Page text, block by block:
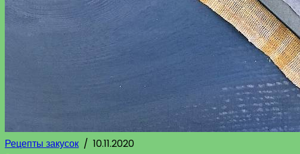
Рецепты закусок / 10.11.2020